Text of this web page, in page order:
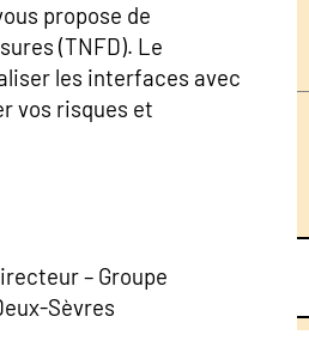
propose de
(TNFD). Le
les interfaces avec
vos risques et
– Groupe
Sèvres